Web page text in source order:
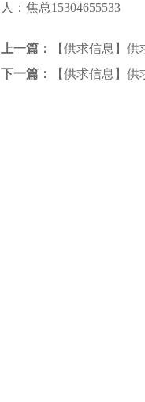
人：焦总15304655533
上一篇：
【供求信息】供
下一篇：
【供求信息】供